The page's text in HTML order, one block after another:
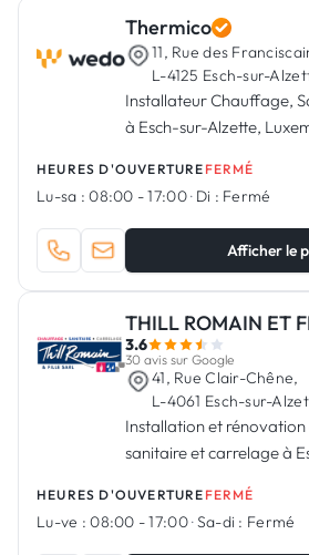
Vous êtes un Artisan ?
Connexion
Thermico
11, Rue des
L-4125 Esch-sur-
Installateur Chauffage,
à Esch-sur-Alzette,
HEURES D'OUVERTURE FERMÉ
Lu-sa : 08:00 - 17:00· Di : Fermé
Afficher le
THILL ROMAIN ET
3.6
30 avis sur Google
41, Rue Clair-Chêne,
L-4061 Esch-sur-
Installation et
sanitaire et carrelage à
HEURES D'OUVERTURE FERMÉ
Lu-ve : 08:00 - 17:00·Sa-di : Fermé